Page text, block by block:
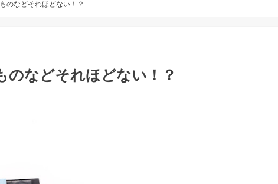
のなどそれほどない！？
のなどそれほどない！？